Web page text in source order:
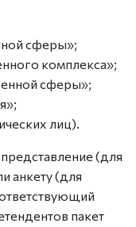
сферы»;
комплекса»;
сферы»;
лиц).
(для
анкету (для
пакет